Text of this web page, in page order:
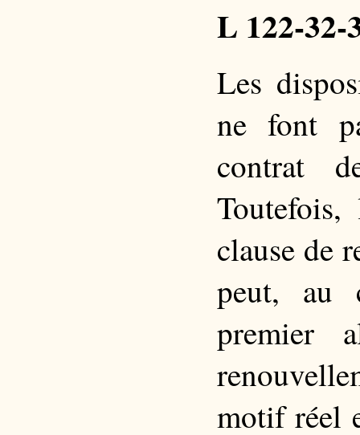
L 122-32-
Les
ne font
contrat
clause de
peut, au
premier
motif réel